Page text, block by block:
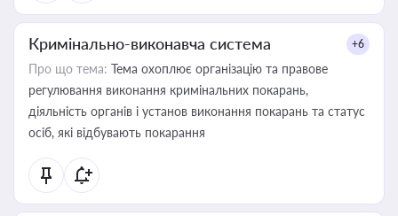
Кримінально-виконавча система +6
Про що тема: Тема охоплює організацію та правове
регулювання виконання кримінальних покарань,
діяльність органів і установ виконання покарань та статус
осіб, які відбувають покарання